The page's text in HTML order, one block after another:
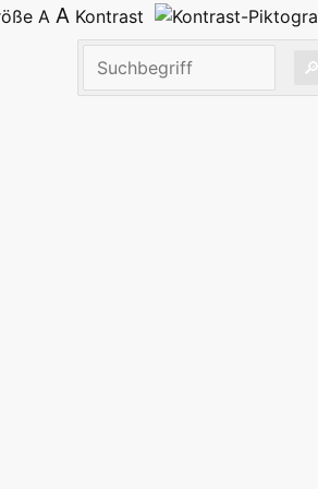
A A Kontrast